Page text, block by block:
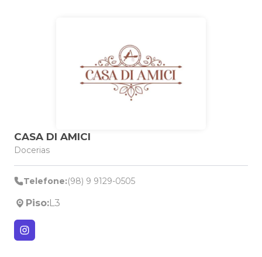
CASA DI AMICI
Docerias
Telefone:(98) 9 9129-0505
Piso:L3